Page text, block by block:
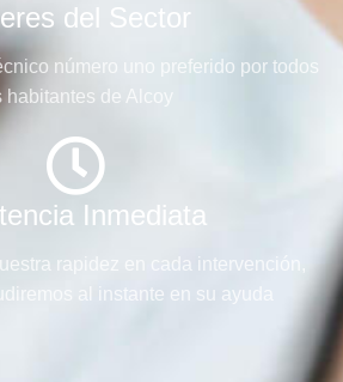
del Sector
número uno preferido por todos
habitantes de Alcoy
Inmediata
rapidez en cada intervención,
al instante en su ayuda